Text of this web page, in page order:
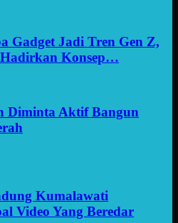
Gadget Jadi Tren Gen Z,
Konsep…
Diminta Aktif Bangun
Kumalawati
Video Yang Beredar